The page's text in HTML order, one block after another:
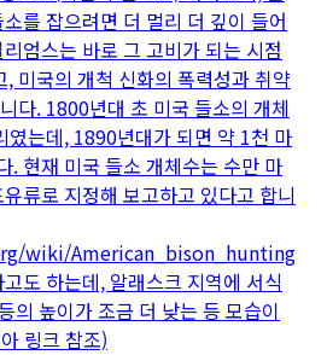
를 잡으려면 더 멀리 더 깊이 들어
엄스는 바로 그 고비가 되는 시점
미국의 개척 신화의 폭력성과 취약
다. 1800년대 초 미국 들소의 개체
였는데, 1890년대가 되면 약 1천 마
. 현재 미국 들소 개체수는 수만 마
류로 지정해 보고하고 있다고 합니
wiki/American_bison_hunting
고도 하는데, 알래스크 지역에 서식
의 높이가 조금 더 낮는 등 모습이
링크 참조)